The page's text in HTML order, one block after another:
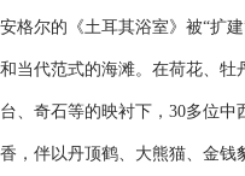
安格尔的《土耳其浴室》被“扩
和当代范式的海滩。在荷花、
台、奇石等的映衬下，30多位
香，伴以丹顶鹤、大熊猫、金